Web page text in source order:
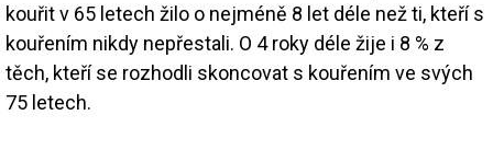
kouřit v 65 letech žilo o nejméně 8 let déle než ti, kteří s
kouřením nikdy nepřestali. O 4 roky déle žije i 8 % z
těch, kteří se rozhodli skoncovat s kouřením ve svých
75 letech.